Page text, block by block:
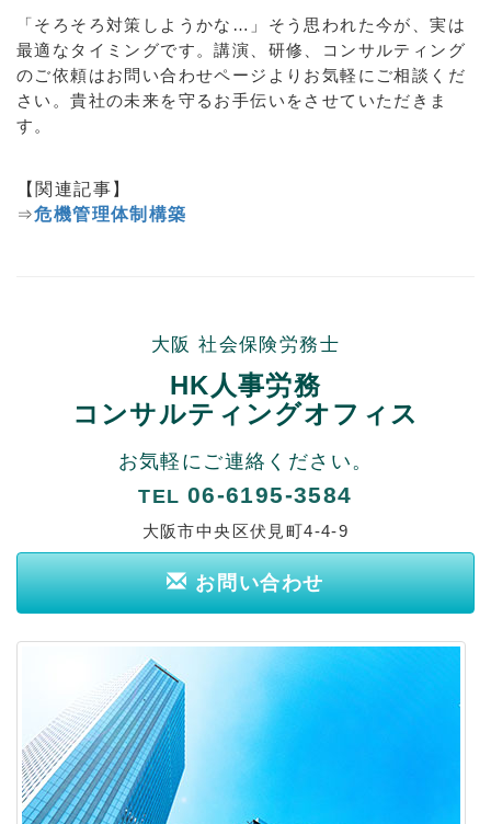
「そろそろ対策しようかな…」そう思われた今が、実は
最適なタイミングです。講演、研修、コンサルティング
のご依頼はお問い合わせページよりお気軽にご相談くだ
さい。貴社の未来を守るお手伝いをさせていただきま
す。
【関連記事】
⇒危機管理体制構築
大阪 社会保険労務士
HK人事労務
コンサルティングオフィス
お気軽にご連絡ください。
TEL 06-6195-3584
大阪市中央区伏見町4-4-9
お問い合わせ